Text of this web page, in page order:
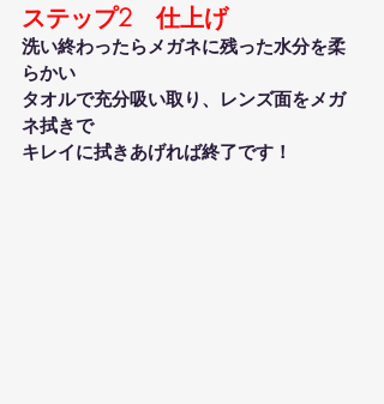
ステップ2　仕上げ
洗い終わったらメガネに残った水分を柔
らかい
タオルで充分吸い取り、レンズ面をメガ
ネ拭きで
キレイに拭きあげれば終了です！